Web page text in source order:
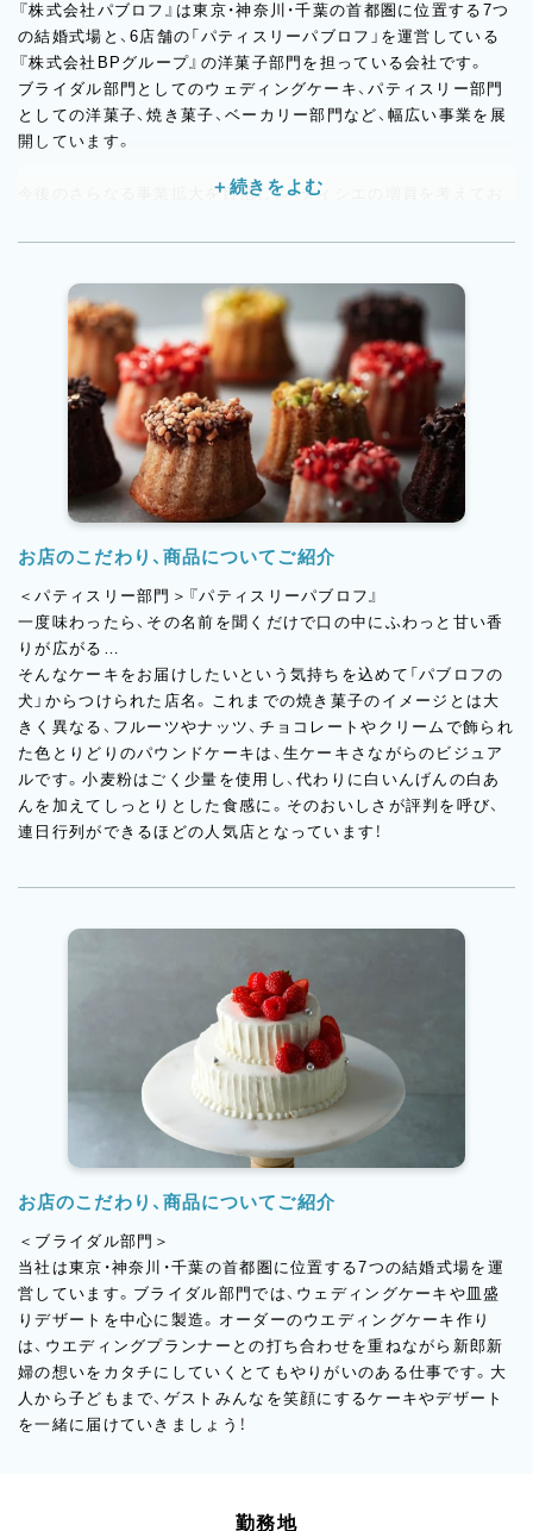
『株式会社パブロフ』は東京・神奈川・千葉の首都圏に位置する7つ
の結婚式場と、6店舗の「パティスリーパブロフ」を運営している
『株式会社BPグループ』の洋菓子部門を担っている会社です。
ブライダル部門としてのウェディングケーキ、パティスリー部門
としての洋菓子、焼き菓子、ベーカリー部門など、幅広い事業を展
開しています。
今後のさらなる事業拡大を目指し、パティシエの増員を考えてお
ー部門の各部署に体験で入り、仕事を通して雰囲気などを確かめ
め、これまでの経験を活かしながらスキルアップが可能です。
グランドエグゼクティブグランシェフは1990年に渡仏し、パリ7
区「ジャン・ミエ」を経て、パリ5区 「ジェラール・ミュロ」 では日
本人初のシェフパティシエとして活躍。パリコレのスイーツなど
も手掛ける。 帰国後、国内 の数々のホテルでシェフパティシエを
努めた後、全国で結婚式場を運営する、株式会社BPグループのグ
ランエグゼクティブシェフパティシエに就任。
芸術的かつ繊細なウエディングケーキやデザート に想いを込め
て、新たなジャンル のスイーツを追求しております。
お店のこだわり、商品についてご紹介
＜パティスリー部門＞『パティスリーパブロフ』
一度味わったら、その名前を聞くだけで口の中にふわっと甘い香
りが広がる…
そんなケーキをお届けしたいという気持ちを込めて「パブロフの
犬」からつけられた店名。これまでの焼き菓子のイメージとは大
きく異なる、フルーツやナッツ、チョコレートやクリームで飾られ
た色とりどりのパウンドケーキは、生ケーキさながらのビジュア
ルです。小麦粉はごく少量を使用し、代わりに白いんげんの白あ
んを加えてしっとりとした食感に。そのおいしさが評判を呼び、
連日行列ができるほどの人気店となっています！
お店のこだわり、商品についてご紹介
＜ブライダル部門＞
当社は東京・神奈川・千葉の首都圏に位置する7つの結婚式場を運
営しています。ブライダル部門では、ウェディングケーキや皿盛
りデザートを中心に製造。オーダーのウエディングケーキ作り
は、ウエディングプランナーとの打ち合わせを重ねながら新郎新
婦の想いをカタチにしていくとてもやりがいのある仕事です。大
人から子どもまで、ゲストみんなを笑顔にするケーキやデザート
を一緒に届けていきましょう！
勤務地